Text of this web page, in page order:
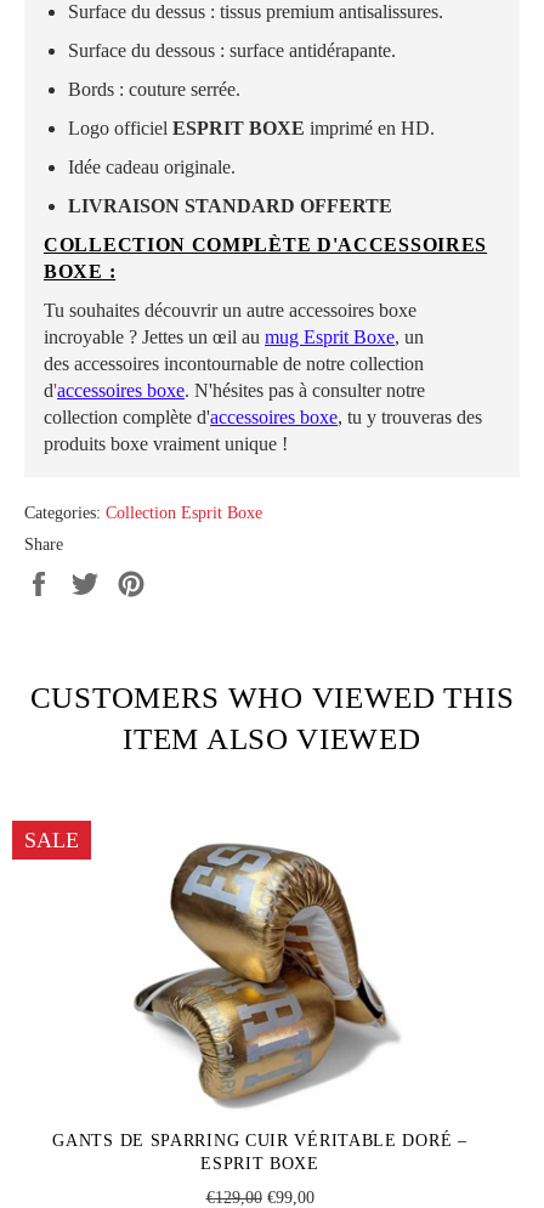
Surface du dessus : tissus premium antisalissures.
Surface du dessous : surface antidérapante.
Bords : couture serrée.
Logo officiel ESPRIT BOXE imprimé en HD.
Idée cadeau originale.
LIVRAISON STANDARD OFFERTE
COLLECTION COMPLÈTE D'ACCESSOIRES
BOXE :
Tu souhaites découvrir un autre accessoires boxe
incroyable ? Jettes un œil au mug Esprit Boxe, un
des accessoires incontournable de notre collection
d'accessoires boxe. N'hésites pas à consulter notre
collection complète d'accessoires boxe, tu y trouveras des
produits boxe vraiment unique !
Categories: Collection Esprit Boxe
Share
Share
Tweet
CUSTOMERS WHO VIEWED THIS
ITEM ALSO VIEWED
GANTS DE SPARRING CUIR VÉRITABLE DORÉ –
ESPRIT BOXE
Regular
€129,00Sale
€99,00
SALE